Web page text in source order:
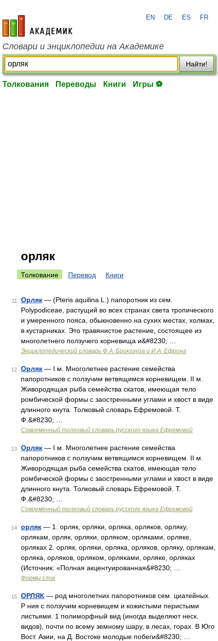
academic.ru
EN DE ES FR
Словари и энциклопедии на Академике
Найти!
Толкования Переводы Книги Игры ⚽
орляк
Толкование Перевод Книги
11 Орляк — (Pteris aquilina L.) папоротник из сем.
Polypodiceae, растущий во всех странах света тропического
и умеренного пояса, обыкновенно на сухих местах, холмах,
в кустарниках. Это травянистое растение, состоящее из
многолетнего ползучего корневища и&#8230; …
Энциклопедический словарь Ф.А. Брокгауза и И.А. Ефрона
12 Орляк — I м. Многолетнее растение семейства
папоротников с ползучим ветвящимся корневищем. II м.
Живородящая рыба семейства скатов, имеющая тело
ромбической формы с заостренными углами и хвост в виде
длинного кнута. Толковый словарь Ефремовой. Т.
Ф.&#8230; …
Современный толковый словарь русского языка Ефремовой
13 Орляк — I м. Многолетнее растение семейства
папоротников с ползучим ветвящимся корневищем. II м.
Живородящая рыба семейства скатов, имеющая тело
ромбической формы с заостренными углами и хвост в виде
длинного кнута. Толковый словарь Ефремовой. Т.
Ф.&#8230; …
Современный толковый словарь русского языка Ефремовой
14 орляк — 1. орляк, орляки, орляка, орляков, орляку,
орлякам, орляк, орляки, орляком, орляками, орляке,
орляках 2. орляк, орляки, орляка, орляков, орляку, орлякам,
орляка, орляков, орляком, орляками, орляке, орляках
(Источник: «Полная акцентуированная&#8230; …
Формы слов
15 ОРЛЯК — род многолетних папоротников сем. циатейных.
Р ния с ползучим корневищем и кожистыми перистыми
листьями. 1 полиморфный вид (иногда выделяют неск.
видов), почти по всему земному шару, в лесах, горах. В Юго
Вост. Азии, на Д. Востоке молодые побеги&#8230; …